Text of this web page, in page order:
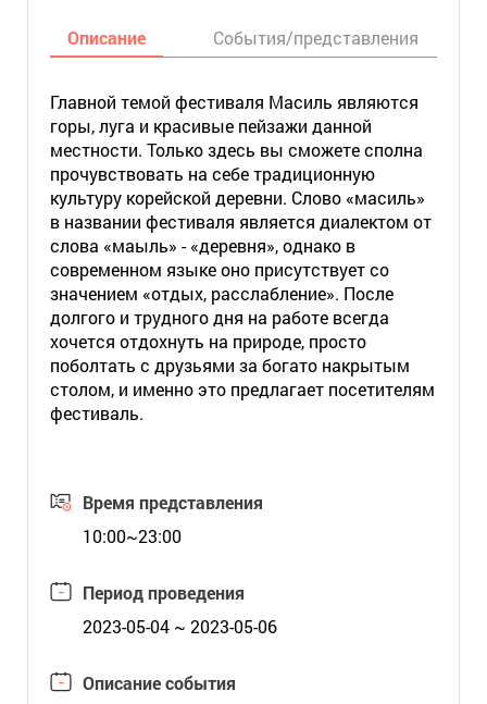
Описание События/представления
Главной темой фестиваля Масиль являются
горы, луга и красивые пейзажи данной
местности. Только здесь вы сможете сполна
прочувствовать на себе традиционную
культуру корейской деревни. Слово «масиль»
в названии фестиваля является диалектом от
слова «маыль» - «деревня», однако в
современном языке оно присутствует со
значением «отдых, расслабление». После
долгого и трудного дня на работе всегда
хочется отдохнуть на природе, просто
поболтать с друзьями за богато накрытым
столом, и именно это предлагает посетителям
фестиваль.
Время представления
10:00~23:00
Период проведения
2023-05-04 ~ 2023-05-06
Описание события